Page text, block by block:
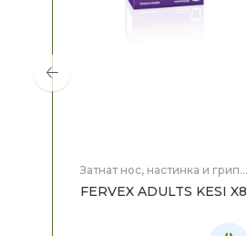
Затнат нос, настинка и грип,
FERVEX ADULTS KESI X8